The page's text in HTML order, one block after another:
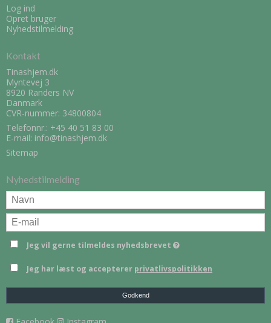
Log ind
Opret bruger
Nyhedstilmelding
Kontakt
Tinashjem.dk
Myntevej 3
8920 Randers NV
Danmark
CVR-nummer: 34800804
Telefonnr.: +45 40 51 83 00
E-mail: info@tinashjem.dk
Sitemap
Nyhedstilmelding
Jeg vil gerne tilmeldes nyhedsbrevet
Jeg har læst og accepterer privatlivspolitikken
Godkend